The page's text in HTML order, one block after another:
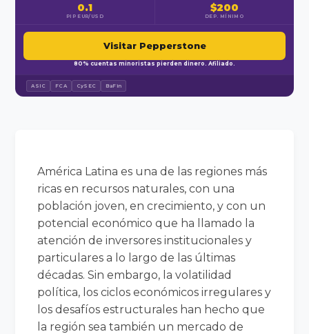
0.1
PIP EUR/USD
$200
DEP. MÍNIMO
Visitar Pepperstone
80% cuentas minoristas pierden dinero. Afiliado.
ASIC FCA CySEC BaFin
América Latina es una de las regiones más
ricas en recursos naturales, con una
población joven, en crecimiento, y con un
potencial económico que ha llamado la
atención de inversores institucionales y
particulares a lo largo de las últimas
décadas. Sin embargo, la volatilidad
política, los ciclos económicos irregulares y
los desafíos estructurales han hecho que
la región sea también un mercado de